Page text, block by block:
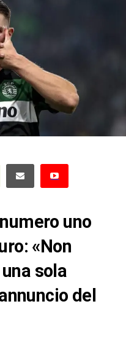
uno
«Non
sola
del